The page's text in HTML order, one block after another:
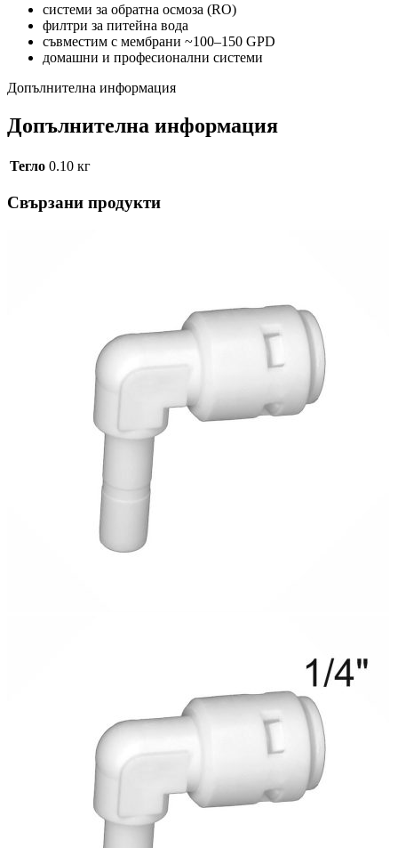
системи за обратна осмоза (RO)
филтри за питейна вода
съвместим с мембрани ~100–150 GPD
домашни и професионални системи
Допълнителна информация
Допълнителна информация
Тегло 0.10 кг
Свързани продукти